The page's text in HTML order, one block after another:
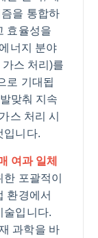
을 통합하
효율성을
너지 분야
스 처리)를
로 기대됩
맞춰 지속
스 처리 시
입니다.
여과 일체
포괄적이
환경에서
술입니다.
과학을 바